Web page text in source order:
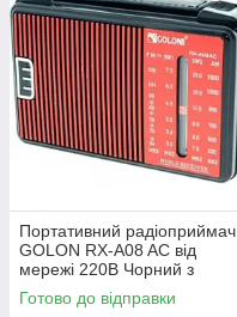
Портативний радіоприймач
GOLON RX-A08 AC від
мережі 220В Чорний з
червоним
Готово до відправки